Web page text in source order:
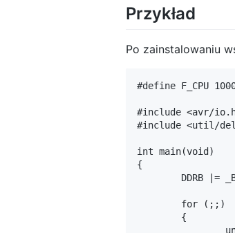
Przykład
Po zainstalowaniu
#define F_CPU 1000000L				/*
#include <avr/
#include <util/delay.h>				/* Kiedyś
int main(void)
{